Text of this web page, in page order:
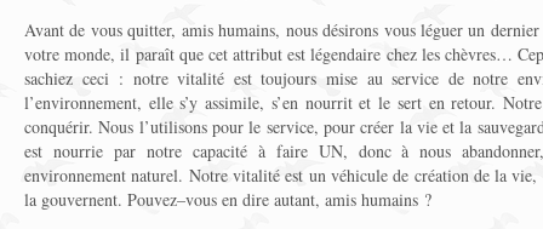
Avant de vous quitter, amis humains, nous désirons vous léguer un
votre monde, il paraît que cet attribut est légendaire chez les chèvres…
sachiez ceci : notre vitalité est toujours mise au service de notre
l’environnement, elle s’y assimile, s’en nourrit et le sert en retour.
conquérir. Nous l’utilisons pour le service, pour créer la vie et la
est nourrie par notre capacité à faire UN, donc à nous
environnement naturel. Notre vitalité est un véhicule de création de la vie,
la gouvernent. Pouvez–vous en dire autant, amis humains ?